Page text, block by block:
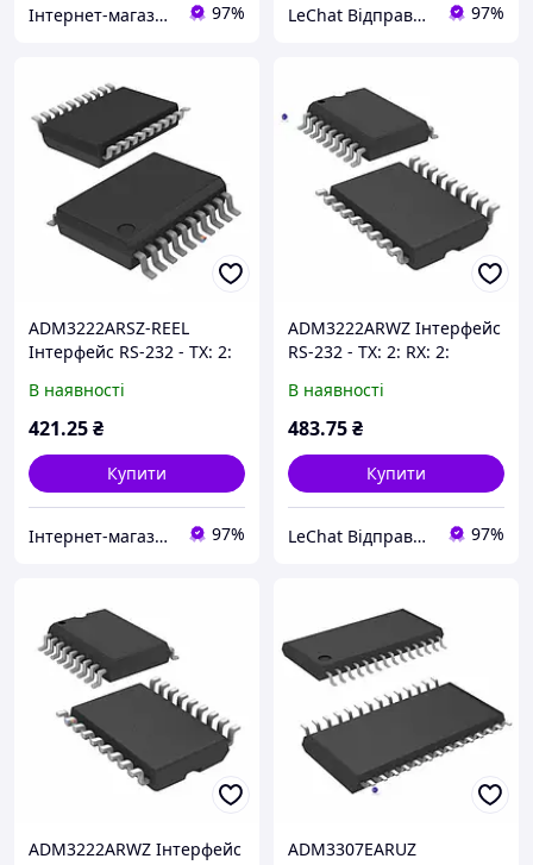
Інтернет-магазин ЗНАКОМО! Відправка від 1 до 5 днів! На деякі товари може бути передплата! 97% LeChat Відправка від 1 до 5 днів! На деякі товари може бути передплата! 97%
ADM3222ARSZ-REEL
Інтерфейс RS-232 - TX: 2:
/ с: Напруга: 3 ... 5.5 В
В наявності
421.25₴
Купити
Інтернет-магазин ЗНАКОМО! Відправка від 1 до 5 днів! На деякі товари може бути передплата! 97%
ADM3222ARWZ Інтерфейс
RS-232 - TX: 2: RX: 2:
Напруга: 3 ... 5.5 В
В наявності
483.75₴
Купити
LeChat Відправка від 1 до 5 днів! На деякі товари може бути передплата! 97%
ADM3222ARWZ Інтерфейс
ADM3307EARUZ